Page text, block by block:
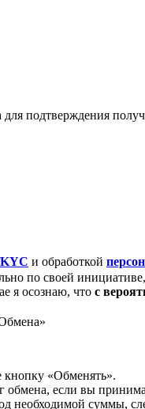
подтверждения
и обработкой
по своей
я осознаю, что с
кнопку «Обменять».
обмена, если вы
необходимой суммы,